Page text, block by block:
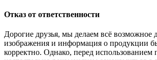
Отказ от ответственности
Дорогие друзья, мы делаем всё возможное
изображения и информация о продукции
корректно. Однако, перед использованием